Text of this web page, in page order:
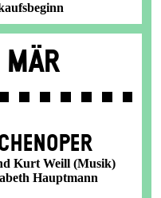
Mär
Kurt Weill (Musik)
Hauptmann